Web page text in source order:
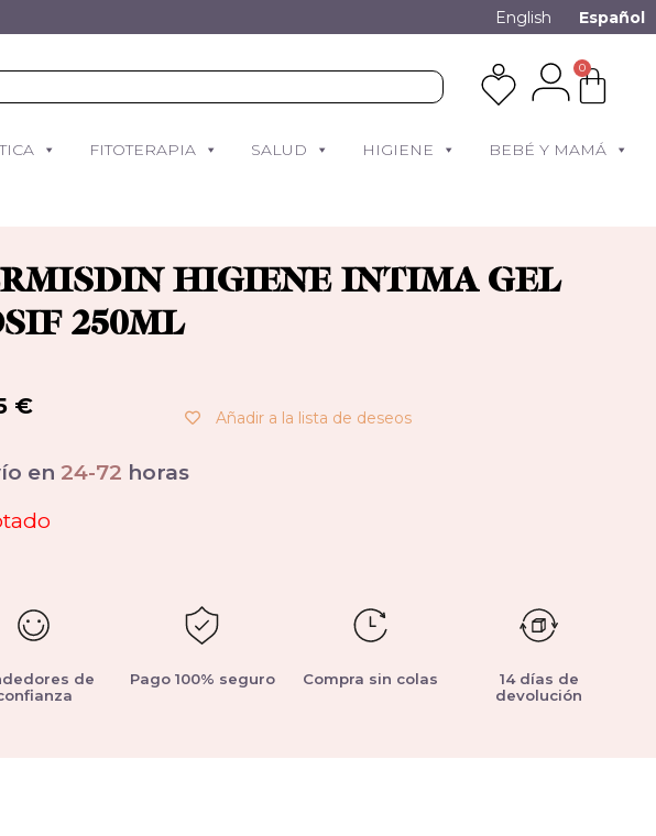
English Español
0
FITOTERAPIA SALUD HIGIENE BEBÉ Y MAMÁ
HIGIENE INTIMA GEL
250ML
€ Añadir a la lista de deseos
en 24-72 horas
de
Pago 100% seguro Compra sin colas
14 días de
devolución